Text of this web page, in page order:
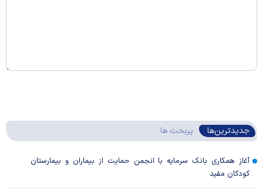
جدیدترین‌ها پربحث ها
آغاز همکاری بانک سرمایه با انجمن حمایت از بیماران و بیمارستان
کودکان مفید